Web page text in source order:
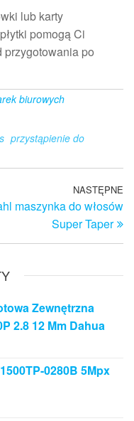
lub karty
pomogą Ci
po
biurowych
przystąpienie do
NASTĘPNE
maszynka do włosów
Super Taper
Zewnętrzna
2.8 12 Mm Dahua
0280B 5Mpx